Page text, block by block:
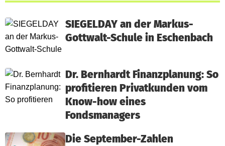
SIEGELDAY an der Markus-
Gottwalt-Schule in Eschenbach
Dr. Bernhardt Finanzplanung: So
profitieren Privatkunden vom
Know-how eines
Fondsmanagers
Die September-Zahlen